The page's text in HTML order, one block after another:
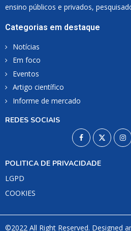
ensino públicos e privados,
Categorias em destaque
Notícias
Em foco
Eventos
Artigo científico
Informe de mercado
REDES SOCIAIS
POLITICA DE PRIVACIDADE
LGPD
COOKIES
©2022 All Right Reserved. Designed